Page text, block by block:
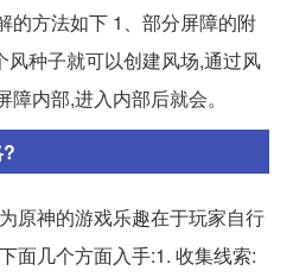
的方法如下 1、部分屏障的附
种子就可以创建风场,通过风
内部,进入内部后就会。
原神的游戏乐趣在于玩家自行
面几个方面入手:1. 收集线索: